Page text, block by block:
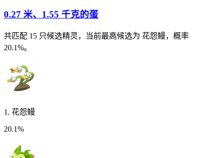
0.27 米、 1.55 千克的蛋
共匹配 15 只候选精灵 ，当前最高候选为 花怨鳗，概率
20.1%。
1 . 花怨鳗
20.1%